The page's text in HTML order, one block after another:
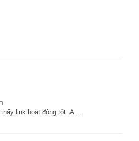
link hoạt động tốt. A...